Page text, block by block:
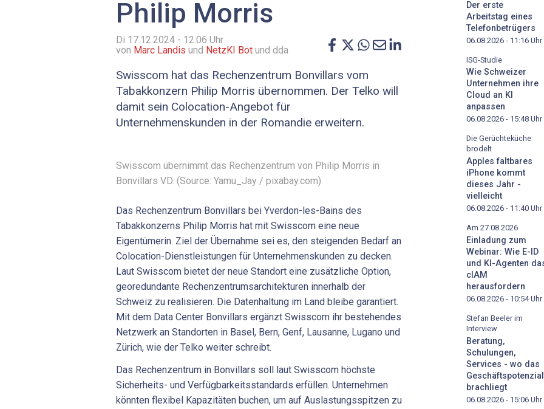
Philip Morris
Di 17.12.2024 - 12:06 Uhr
von Marc Landis und NetzKI Bot und dda
Swisscom hat das Rechenzentrum Bonvillars vom
Tabakkonzern Philip Morris übernommen. Der Telko will
damit sein Colocation-Angebot für
Unternehmenskunden in der Romandie erweitern.
Swisscom übernimmt das Rechenzentrum von Philip Morris in
Bonvillars VD. (Source: Yamu_Jay / pixabay.com)
Das Rechenzentrum Bonvillars bei Yverdon-les-Bains des
Tabakkonzerns Philip Morris hat mit Swisscom eine neue
Eigentümerin. Ziel der Übernahme sei es, den steigenden Bedarf an
Colocation-Dienstleistungen für Unternehmenskunden zu decken.
Laut Swisscom bietet der neue Standort eine zusätzliche Option,
georedundante Rechenzentrumsarchitekturen innerhalb der
Schweiz zu realisieren. Die Datenhaltung im Land bleibe garantiert.
Mit dem Data Center Bonvillars ergänzt Swisscom ihr bestehendes
Netzwerk an Standorten in Basel, Bern, Genf, Lausanne, Lugano und
Zürich, wie der Telko weiter schreibt.
Das Rechenzentrum in Bonvillars soll laut Swisscom höchste
Sicherheits- und Verfügbarkeitsstandards erfüllen. Unternehmen
könnten flexibel Kapazitäten buchen, um auf Auslastungsspitzen zu
Der erste
Arbeitstag eines
Telefonbetrügers
06.08.2026 - 11:16 Uhr
ISG-Studie
Wie Schweizer
Unternehmen ihre
Cloud an KI
anpassen
06.08.2026 - 15:48 Uhr
Die Gerüchteküche
brodelt
Apples faltbares
iPhone kommt
dieses Jahr -
vielleicht
06.08.2026 - 11:40 Uhr
Am 27.08.2026
Einladung zum
Webinar: Wie E-ID
und KI-Agenten
cIAM
herausfordern
06.08.2026 - 10:54Uhr
Stefan Beeler im
Interview
Beratung,
Schulungen,
Services - wo das
Geschäftspotenzial
brachliegt
06.08.2026 - 15:06 Uhr